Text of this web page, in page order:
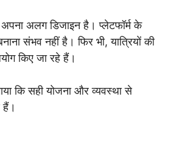
अलग डिजाइन है। प्लेटफॉर्म के
संभव नहीं है। फिर भी, यात्रियों की
किए जा रहे हैं।
कि सही योजना और व्यवस्था से